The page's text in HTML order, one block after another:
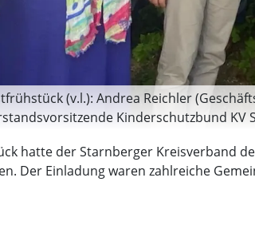
(v.l.): Andrea Reichler
Kinderschutzbund
Dörrenberg (2. Bürgermeisterin
Paul Jäger (Vorstandsmitglied
hatte der Starnberger Kreisverband
Der Einladung waren zahlreiche